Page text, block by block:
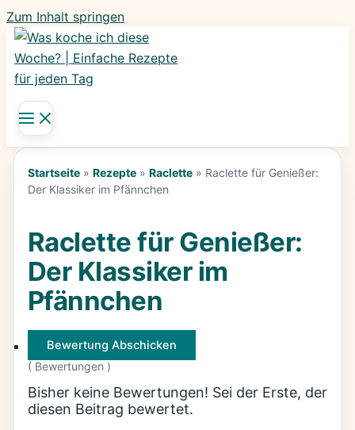
Zum Inhalt springen
Startseite» Rezepte» Raclette» Raclette für Genießer:
Der Klassiker im Pfännchen
Raclette für Genießer:
Der Klassiker im
Pfännchen
Bewertung Abschicken
( Bewertungen )
Bisher keine Bewertungen! Sei der Erste, der
diesen Beitrag bewertet.